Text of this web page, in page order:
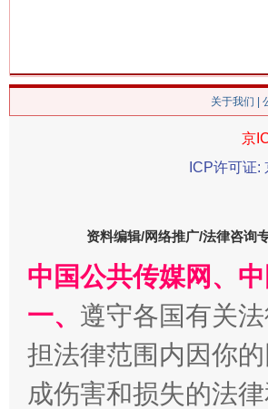
关于我们
京
ICP许可证:
资料编辑/网络推广/法律咨询
中国公共传媒网、
一、 遵守各国有关
担法律范围内因你
成伤害和损失的法